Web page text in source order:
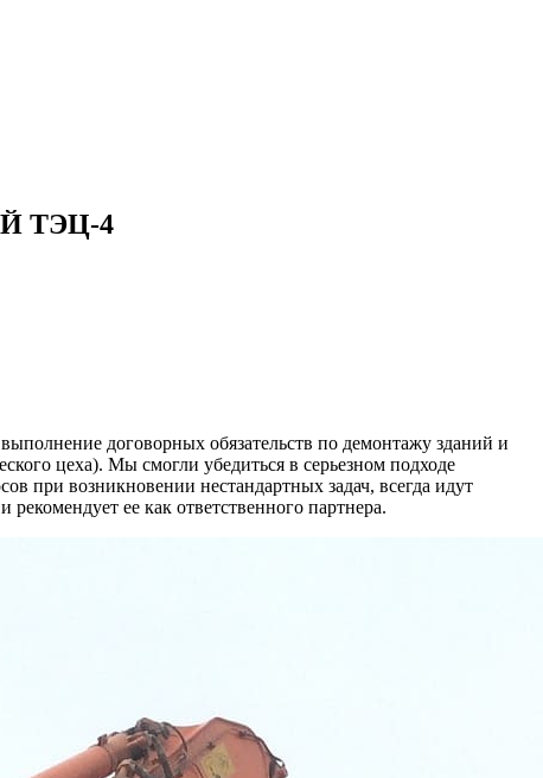
ТЭЦ-4
договорных обязательств по демонтажу зданий и
цеха). Мы смогли убедиться в серьезном подходе
при возникновении нестандартных задач, всегда идут
ее как ответственного партнера.